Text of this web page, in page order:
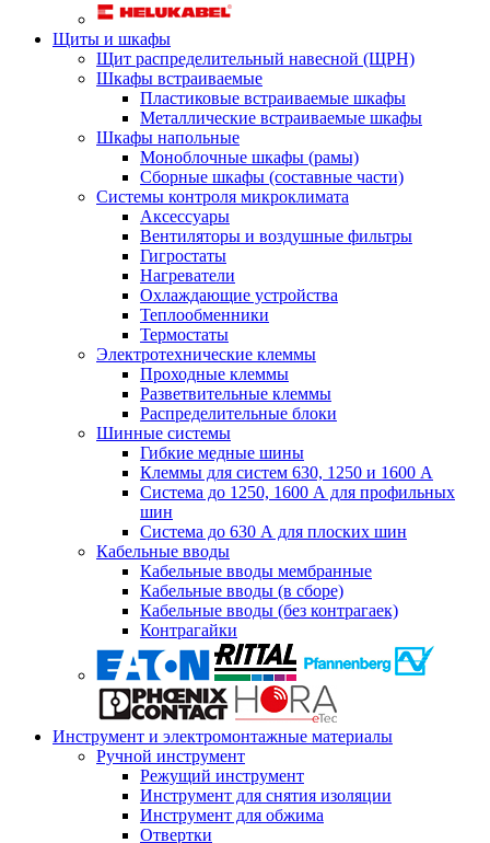
Щиты и шкафы
Щит распределительный навесной (ЩРН)
Шкафы встраиваемые
Пластиковые встраиваемые шкафы
Металлические встраиваемые шкафы
Шкафы напольные
Моноблочные шкафы (рамы)
Сборные шкафы (составные части)
Системы контроля микроклимата
Аксессуары
Вентиляторы и воздушные фильтры
Гигростаты
Нагреватели
Охлаждающие устройства
Теплообменники
Термостаты
Электротехнические клеммы
Проходные клеммы
Разветвительные клеммы
Распределительные блоки
Шинные системы
Гибкие медные шины
Клеммы для систем 630, 1250 и 1600 А
Система до 1250, 1600 А для профильных
шин
Система до 630 А для плоских шин
Кабельные вводы
Кабельные вводы мембранные
Кабельные вводы (в сборе)
Кабельные вводы (без контрагаек)
Контрагайки
Инструмент и электромонтажные материалы
Ручной инструмент
Режущий инструмент
Инструмент для снятия изоляции
Инструмент для обжима
Отвертки